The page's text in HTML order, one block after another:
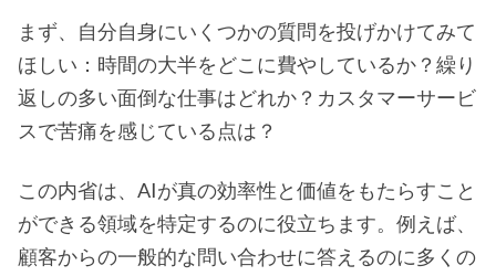
まず、自分自身にいくつかの質問を投げかけてみて
ほしい：時間の大半をどこに費やしているか？繰り
返しの多い面倒な仕事はどれか？カスタマーサービ
スで苦痛を感じている点は？
この内省は、AIが真の効率性と価値をもたらすこと
ができる領域を特定するのに役立ちます。例えば、
顧客からの一般的な問い合わせに答えるのに多くの